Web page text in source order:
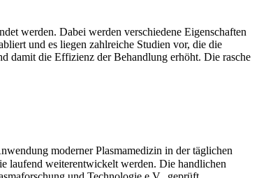
werden. Dabei werden verschiedene Eigenschaften
und es liegen zahlreiche Studien vor, die die
damit die Effizienz der Behandlung erhöht. Die rasche
moderner Plasmamedizin in der täglichen
laufend weiterentwickelt werden. Die handlichen